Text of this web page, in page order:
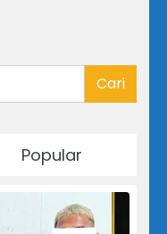
Cari
Popular